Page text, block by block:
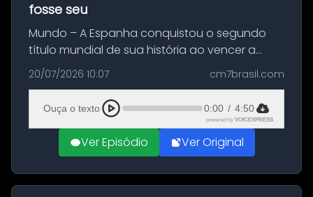
fosse seu
Mundo – A Espanha conquistou o segundo
título mundial de sua história ao vencer a
Argentina por 1 a 0, neste domingo (19), na
decisão da Copa do Mundo de 2026. Depois
de um duelo sem gols durante o te...
20/07/2026 10:07 cm7brasil.com
Ouça o texto 0:00 / 4:50
powered by VOICEXPRESS
Ver Episódio Ver Original